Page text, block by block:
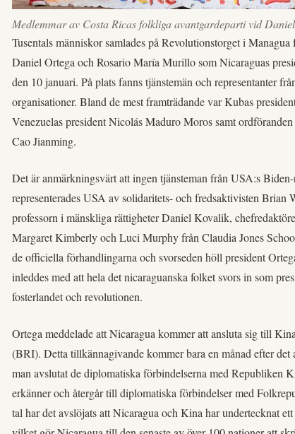
Medlemmar av Costa Ricas folkliga avantgardeparti vid
Tusentals människor samlades på Revolutionstorget i
Daniel Ortega och Rosario María Murillo som Nicaraguas
den 10 januari. På plats fanns tjänstemän och representanter
organisationer. Bland de mest framträdande var Kubas
Venezuelas president Nicolás Maduro Moros samt
Cao Jianming.
Det är anmärkningsvärt att ingen tjänsteman från USA:s
representerades USA av solidaritets- och fredsaktivisten Brian
professorn i mänskliga rättigheter Daniel Kovalik,
Margaret Kimberly och Luci Murphy från Claudia Jones
de officiella förhandlingarna och svorseden höll president
inleddes med att hela det nicaraguanska folket svors in som
fosterlandet och revolutionen.
Ortega meddelade att Nicaragua kommer att ansluta sig till
(BRI). Detta tillkännagivande kommer bara en månad efter det
man avslutat de diplomatiska förbindelserna med Republiken
erkänner och återgår till diplomatiska förbindelser med
tal har det avslöjats att Nicaragua och Kina har undertecknat